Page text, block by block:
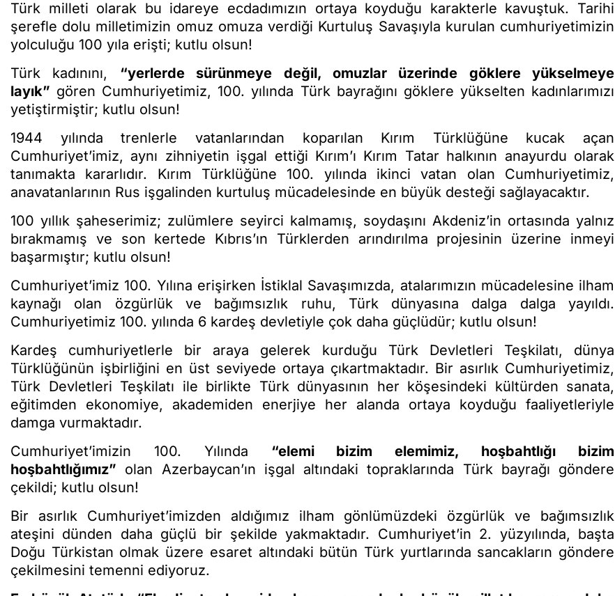
Türk milleti olarak bu idareye ecdadımızın ortaya koyduğu karakterle kavuştuk. Tarihi
şerefle dolu milletimizin omuz omuza verdiği Kurtuluş Savaşıyla kurulan cumhuriyetimizin
yolculuğu 100 yıla erişti; kutlu olsun!
Türk kadınını, “yerlerde sürünmeye değil, omuzlar üzerinde göklere yükselmeye
layık” gören Cumhuriyetimiz, 100. yılında Türk bayrağını göklere yükselten kadınlarımızı
yetiştirmiştir; kutlu olsun!
1944 yılında trenlerle vatanlarından koparılan Kırım Türklüğüne kucak açan
Cumhuriyet’imiz, aynı zihniyetin işgal ettiği Kırım’ı Kırım Tatar halkının anayurdu olarak
tanımakta kararlıdır. Kırım Türklüğüne 100. yılında ikinci vatan olan Cumhuriyetimiz,
anavatanlarının Rus işgalinden kurtuluş mücadelesinde en büyük desteği sağlayacaktır.
100 yıllık şaheserimiz; zulümlere seyirci kalmamış, soydaşını Akdeniz’in ortasında yalnız
bırakmamış ve son kertede Kıbrıs’ın Türklerden arındırılma projesinin üzerine inmeyi
başarmıştır; kutlu olsun!
Cumhuriyet’imiz 100. Yılına erişirken İstiklal Savaşımızda, atalarımızın mücadelesine ilham
kaynağı olan özgürlük ve bağımsızlık ruhu, Türk dünyasına dalga dalga yayıldı.
Cumhuriyetimiz 100. yılında 6 kardeş devletiyle çok daha güçlüdür; kutlu olsun!
Kardeş cumhuriyetlerle bir araya gelerek kurduğu Türk Devletleri Teşkilatı, dünya
Türklüğünün işbirliğini en üst seviyede ortaya çıkartmaktadır. Bir asırlık Cumhuriyetimiz,
Türk Devletleri Teşkilatı ile birlikte Türk dünyasının her köşesindeki kültürden sanata,
eğitimden ekonomiye, akademiden enerjiye her alanda ortaya koyduğu faaliyetleriyle
damga vurmaktadır.
Cumhuriyet’imizin 100. Yılında “elemi bizim elemimiz, hoşbahtlığı bizim
hoşbahtlığımız” olan Azerbaycan’ın işgal altındaki topraklarında Türk bayrağı göndere
çekildi; kutlu olsun!
Bir asırlık Cumhuriyet’imizden aldığımız ilham gönlümüzdeki özgürlük ve bağımsızlık
ateşini dünden daha güçlü bir şekilde yakmaktadır. Cumhuriyet’in 2. yüzyılında, başta
Doğu Türkistan olmak üzere esaret altındaki bütün Türk yurtlarında sancakların göndere
çekilmesini temenni ediyoruz.